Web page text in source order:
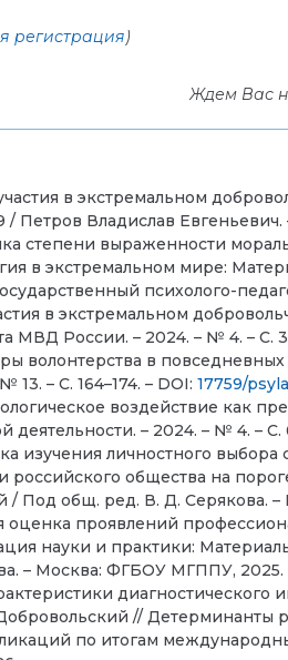
регистрация)
Ждем Вас
в экстремальном
/ Петров Владислав Евгеньевич.
степени выраженности
в экстремальном мире:
психолого-
в экстремальном
МВД России. – 2024. – № 4. – С.
волонтерства в
13. – С. 164–174. – DOI: 17759/
воздействие как
– 2024. – № 4. – С.
изучения личностного
российского общества на
Под общ. ред. В. Д. Серякова. –
оценка проявлений
науки и практики:
– Москва: ФГБОУ МГППУ, 2025.
// Детерминанты
по итогам